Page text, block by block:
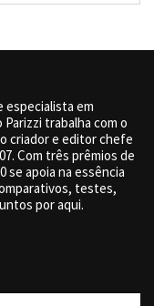
especialista em
trabalha com o
criador e editor chefe
Com três prêmios de
se apoia na essência
testes,
por aqui.